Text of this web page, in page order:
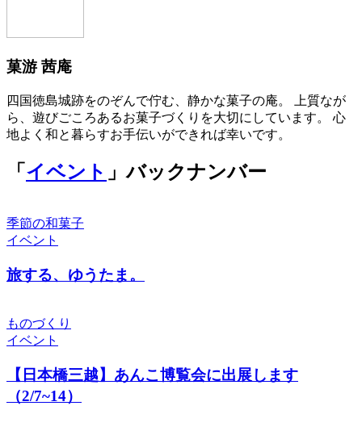
菓游 茜庵
四国徳島城跡をのぞんで佇む、静かな菓子の庵。 上質なが
ら、遊びごころあるお菓子づくりを大切にしています。 心
地よく和と暮らすお手伝いができれば幸いです。
「 イベント 」バックナンバー
季節の和菓子
イベント
旅する、ゆうたま。
ものづくり
イベント
【日本橋三越】あんこ博覧会に出展します
（2/7~14）